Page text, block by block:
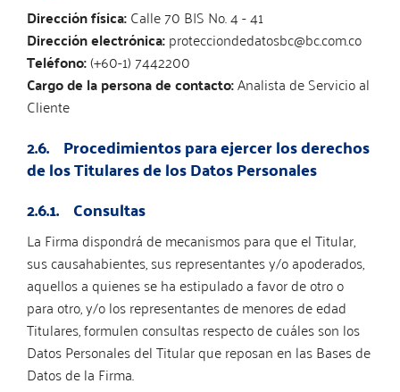
Dirección física:Calle 70 BIS No. 4 - 41
Dirección electrónica:protecciondedatosbc@bc.com.co
Teléfono:(+60-1) 7442200
Cargo de la persona de contacto:Analista de Servicio al
Cliente
2.6. Procedimientos para ejercer los derechos
de los Titulares de los Datos Personales
2.6.1. Consultas
La Firma dispondrá de mecanismos para que el Titular,
sus causahabientes, sus representantes y/o apoderados,
aquellos a quienes se ha estipulado a favor de otro o
para otro, y/o los representantes de menores de edad
Titulares, formulen consultas respecto de cuáles son los
Datos Personales del Titular que reposan en las Bases de
Datos de la Firma.